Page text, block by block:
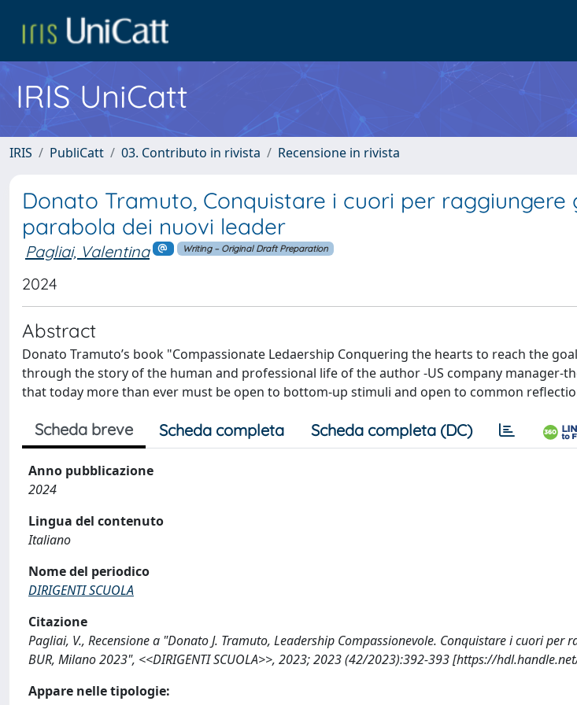
IRIS UniCatt
IRIS PubliCatt 03. Contributo in rivista Recensione in rivista
Donato Tramuto, Conquistare i cuori per raggiungere
parabola dei nuovi leader
Pagliai, Valentina Writing – Original Draft Preparation
2024
Abstract
Donato Tramuto’s book "Compassionate Ledaership Conquering the hearts to reach the
through the story of the human and professional life of the author -US company manager-
that today more than ever must be open to bottom-up stimuli and open to common
Scheda breve Scheda completa Scheda completa (DC)
Anno pubblicazione
2024
Lingua del contenuto
Italiano
Nome del periodico
DIRIGENTI SCUOLA
Citazione
Pagliai, V., Recensione a "Donato J. Tramuto, Leadership Compassionevole. Conquistare i cuori per
BUR, Milano 2023", <<DIRIGENTI SCUOLA>>, 2023; 2023 (42/2023):392-393 [https://
Appare nelle tipologie: